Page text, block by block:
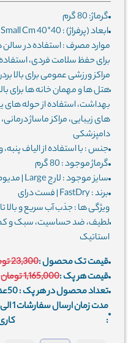
گرماژ: 80 گرم
ابعاد (پرفراژ) : 40*40 Small Cm
موارد مصرف : استفاده در سالن
برای حفظ سلامت فردی،
مراکز ورزشی عمومی برای بالا
هتل ها و مهمان خانه ها برای
بهداشت، استفاده از حوله های
های زیبایی، مراکز ماساژ
دامپزشکی
جنس : با استفاده از الیاف
گرماژ موجود : 80 گرم
سایز موجود : لارج Large | مدیوم Medium | اسمال Small
برند : FastDry | فست درای
لطیف، ضد حساسیت، سبک و کم
استاتیک
قیمت تک محصول :23,300 تومان
قیمت هر پک :1,165,000 تومان
تعداد محصول در هر پک :50
مدت زمان ارسال سفارشات
: